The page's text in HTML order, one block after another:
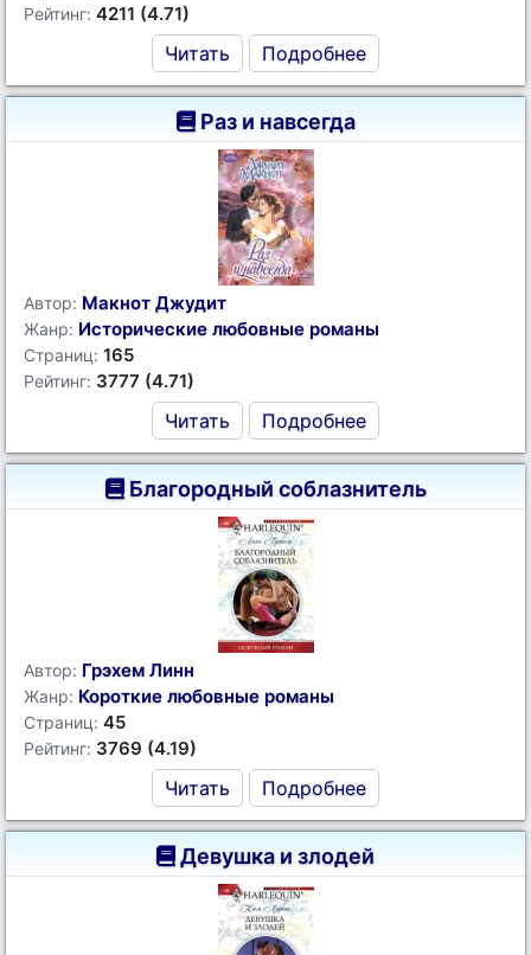
Рейтинг: 4211 (4.71)
Читать Подробнее
Раз и навсегда
Автор: Макнот Джудит
Жанр: Исторические любовные романы
Страниц: 165
Рейтинг: 3777 (4.71)
Читать Подробнее
Благородный соблазнитель
Автор: Грэхем Линн
Жанр: Короткие любовные романы
Страниц: 45
Рейтинг: 3769 (4.19)
Читать Подробнее
Девушка и злодей